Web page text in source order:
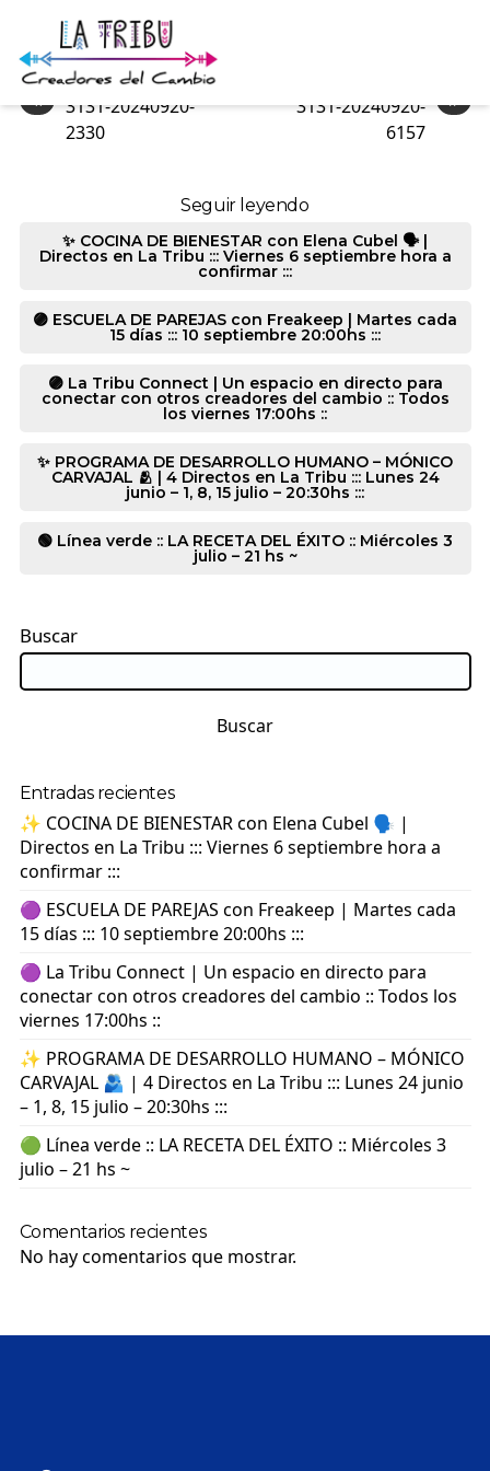
3131-20240920-6167
«
3131-20240920-
2330
»
3131-20240920-
6157
Seguir leyendo
✨ COCINA DE BIENESTAR con Elena Cubel 🗣️ |
Directos en La Tribu ::: Viernes 6 septiembre hora a
confirmar :::
🟣 ESCUELA DE PAREJAS con Freakeep | Martes cada
15 días ::: 10 septiembre 20:00hs :::
🟣 La Tribu Connect | Un espacio en directo para
conectar con otros creadores del cambio :: Todos
los viernes 17:00hs ::
✨ PROGRAMA DE DESARROLLO HUMANO – MÓNICO
CARVAJAL 🫂 | 4 Directos en La Tribu ::: Lunes 24
junio – 1, 8, 15 julio – 20:30hs :::
🟢 Línea verde :: LA RECETA DEL ÉXITO :: Miércoles 3
julio – 21 hs ~
Buscar
Buscar
Entradas recientes
✨ COCINA DE BIENESTAR con Elena Cubel 🗣️ |
Directos en La Tribu ::: Viernes 6 septiembre hora a
confirmar :::
🟣 ESCUELA DE PAREJAS con Freakeep | Martes cada
15 días ::: 10 septiembre 20:00hs :::
🟣 La Tribu Connect | Un espacio en directo para
conectar con otros creadores del cambio :: Todos los
viernes 17:00hs ::
✨ PROGRAMA DE DESARROLLO HUMANO – MÓNICO
CARVAJAL 🫂 | 4 Directos en La Tribu ::: Lunes 24 junio
– 1, 8, 15 julio – 20:30hs :::
🟢 Línea verde :: LA RECETA DEL ÉXITO :: Miércoles 3
julio – 21 hs ~
Comentarios recientes
No hay comentarios que mostrar.